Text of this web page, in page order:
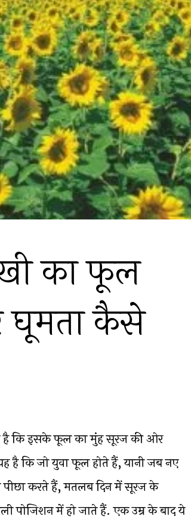
का फूल
घूमता कैसे
है कि इसके फूल का मुंह सूरज की ओर
कि जो युवा फूल होते हैं, यानी जब नए
करते हैं, मतलब दिन में सूरज के
पोजिशन में हो जाते हैं. एक उम्र के बाद ये